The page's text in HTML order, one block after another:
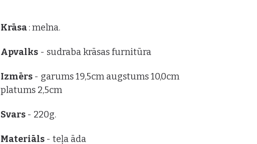
Krāsa: melna.
Apvalks - sudraba krāsas furnitūra
Izmērs - garums 19,5cm augstums 10,0cm
platums 2,5cm
Svars - 220g.
Materiāls - teļa āda